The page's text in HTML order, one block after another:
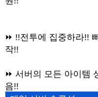
⏩ !!전투에 집중하라!!
작!!
⏩ 서버의 모든 아이템
음!!